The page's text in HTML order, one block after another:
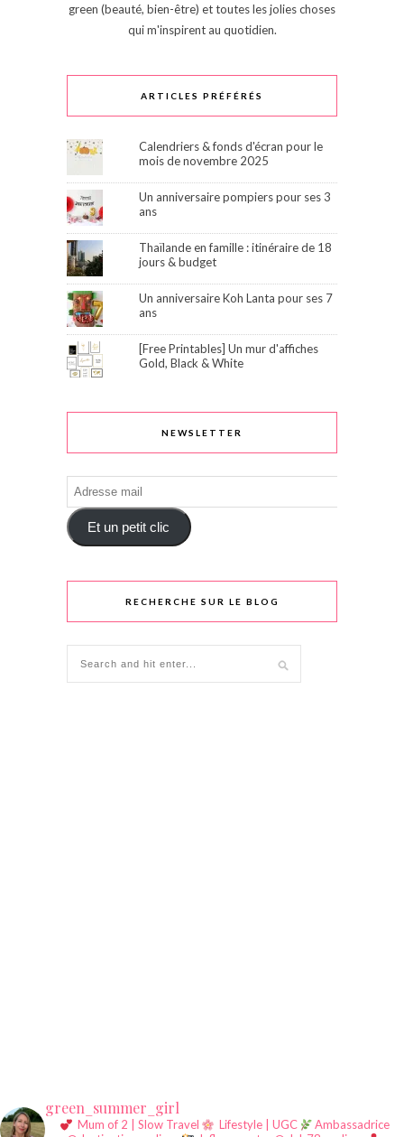
green (beauté, bien-être) et toutes les jolies choses
qui m'inspirent au quotidien.
ARTICLES PRÉFÉRÉS
Calendriers & fonds d'écran pour le
mois de novembre 2025
Un anniversaire pompiers pour ses 3
ans
Thaïlande en famille : itinéraire de 18
jours & budget
Un anniversaire Koh Lanta pour ses 7
ans
[Free Printables] Un mur d'affiches
Gold, Black & White
NEWSLETTER
Adresse
mail
Et un petit clic
RECHERCHE SUR LE BLOG
green_summer_girl
Mum of 2 | Slow Travel Lifestyle | UGC
Ambassadrice